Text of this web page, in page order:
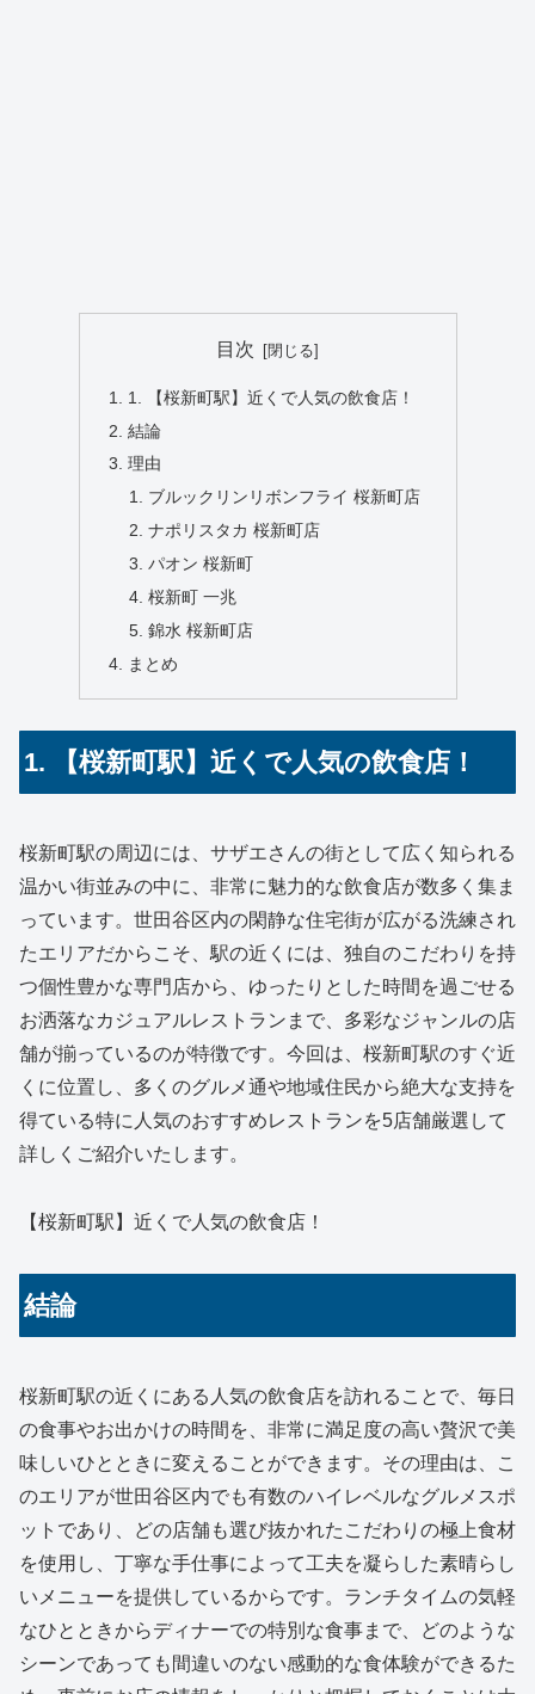
目次
1. 【桜新町駅】近くで人気の飲食店！
結論
理由
ブルックリンリボンフライ 桜新町店
ナポリスタカ 桜新町店
パオン 桜新町
桜新町 一兆
錦水 桜新町店
まとめ
1. 【桜新町駅】近くで人気の飲食店！
桜新町駅の周辺には、サザエさんの街として広く知られる
温かい街並みの中に、非常に魅力的な飲食店が数多く集ま
っています。世田谷区内の閑静な住宅街が広がる洗練され
たエリアだからこそ、駅の近くには、独自のこだわりを持
つ個性豊かな専門店から、ゆったりとした時間を過ごせる
お洒落なカジュアルレストランまで、多彩なジャンルの店
舗が揃っているのが特徴です。今回は、桜新町駅のすぐ近
くに位置し、多くのグルメ通や地域住民から絶大な支持を
得ている特に人気のおすすめレストランを5店舗厳選して
詳しくご紹介いたします。
【桜新町駅】近くで人気の飲食店！
結論
桜新町駅の近くにある人気の飲食店を訪れることで、毎日
の食事やお出かけの時間を、非常に満足度の高い贅沢で美
味しいひとときに変えることができます。その理由は、こ
のエリアが世田谷区内でも有数のハイレベルなグルメスポ
ットであり、どの店舗も選び抜かれたこだわりの極上食材
を使用し、丁寧な手仕事によって工夫を凝らした素晴らし
いメニューを提供しているからです。ランチタイムの気軽
なひとときからディナーでの特別な食事まで、どのような
シーンであっても間違いのない感動的な食体験ができるた